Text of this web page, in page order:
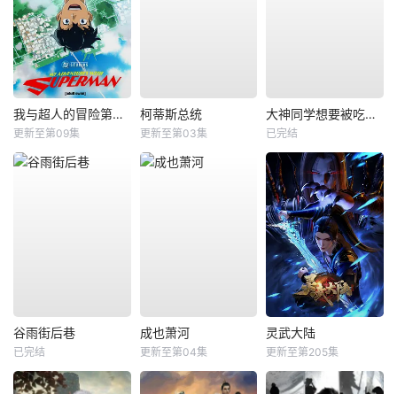
我与超人的冒险第三季
更新至第09集
柯蒂斯总统
更新至第03集
大神同学想要被吃掉BD版
已完结
谷雨街后巷
已完结
成也萧河
更新至第04集
灵武大陆
更新至第205集